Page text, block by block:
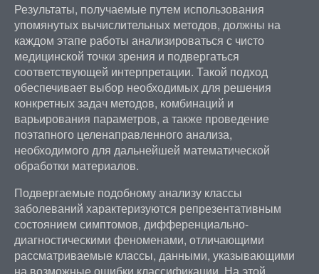
Результаты, получаемые путем использования
упомянутых вычислительных методов, должны на
каждом этапе работы анализироваться с чисто
медицинской точки зрения и подвергаться
соответствующей интерпретации. Такой подход
обеспечивает выбор необходимых для решения
конкретных задач методов, комбинаций и
варьирования параметров, а также проведение
поэтапного целенаправленного анализа,
необходимого для дальнейшей математической
обработки материалов.
Подвергаемые подобному анализу классы
заболеваний характеризуются репрезентативным
состоянием симптомов, дифференциально-
диагностическими феноменами, отличающими
рассматриваемые классы, данными, указывающими